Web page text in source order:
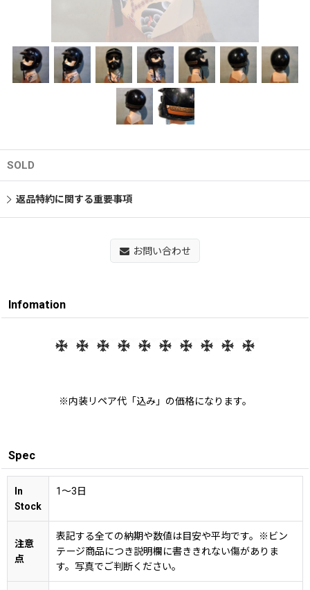
SOLD
返品特約に関する重要事項
お問い合わせ
Infomation
※内装リペア代「込み」の価格になります。
Spec
In
Stock
1〜3日
注意
点
表記する全ての納期や数値は目安や平均です。※ビン
テージ商品につき説明欄に書ききれない傷がありま
す。写真でご判断ください。